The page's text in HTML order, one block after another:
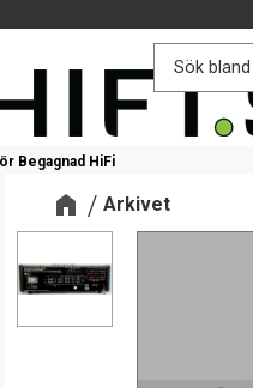
Begagnad HiFi
Arkivet